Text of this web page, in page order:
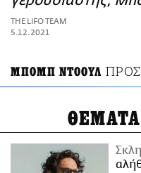
ΑΜΠΑ
PRINT
THE LIFO TEAM
5.12.2021
ΜΠΟΜΠ ΝΤΟΟΥΛ
ΘΕΜΑΤΑ